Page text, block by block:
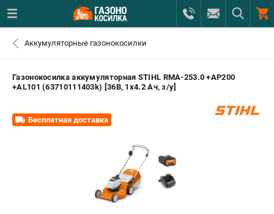
ВХОД ИЛИ РЕГИСТРАЦИЯ
0 ₽
Аккумуляторные газонокосилки
Газонокосилка аккумуляторная STIHL RМА-253.0 +AP200
+AL101 (63710111403k) [36В, 1х4.2 Ач, з/у]
Бесплатная доставка